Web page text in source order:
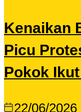
Kenaikan
Picu
Pokok
22/06/2026